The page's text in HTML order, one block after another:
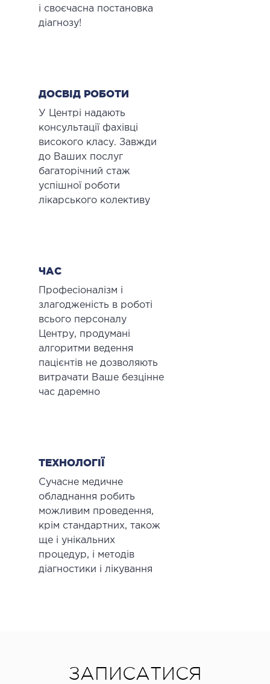
і своєчасна постановка
діагнозу!
ДОСВІД РОБОТИ
У Центрі надають
консультації фахівці
високого класу. Завжди
до Ваших послуг
багаторічний стаж
успішної роботи
лікарського колективу
ЧАС
Професіоналізм і
злагодженість в роботі
всього персоналу
Центру, продумані
алгоритми ведення
пацієнтів не дозволяють
витрачати Ваше безцінне
час даремно
ТЕХНОЛОГІЇ
Сучасне медичне
обладнання робить
можливим проведення,
крім стандартних, також
ще і унікальних
процедур, і методів
діагностики і лікування
ЗАПИСАТИСЯ